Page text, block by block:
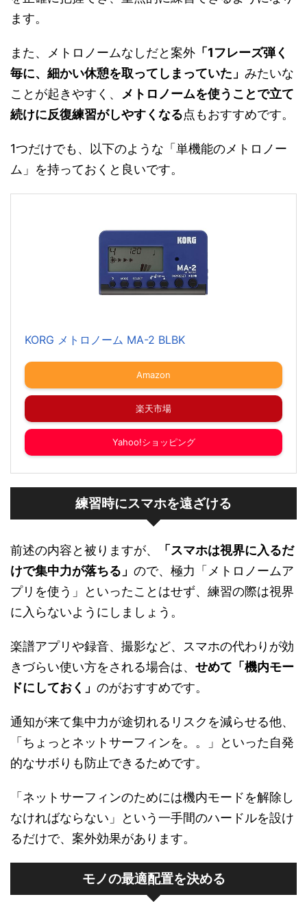
ます。
また、メトロノームなしだと案外 「1フレーズ弾く
毎に、細かい休憩を取ってしまっていた」 みたいな
ことが起きやすく、
メトロノームを使うことで立て
続けに反復練習がしやすくなる点もおすすめです。
1つだけでも、以下のような「単機能のメトロノー
ム」を持っておくと良いです。
KORG メトロノーム MA-2 BLBK
Amazon
楽天市場
Yahoo!ショッピング
練習時にスマホを遠ざける
前述の内容と被りますが、
「スマホは視界に入るだ
けで集中力が落ちる」 ので、極力「メトロノームア
プリを使う」といったことはせず、練習の際は視界
に入らないようにしましょう。
楽譜アプリや録音、撮影など、スマホの代わりが効
きづらい使い方をされる場合は、 せめて「機内モー
ドにしておく」 のがおすすめです。
通知が来て集中力が途切れるリスクを減らせる他、
「ちょっとネットサーフィンを。。」といった自発
的なサボりも防止できるためです。
「ネットサーフィンのためには機内モードを解除し
なければならない」という一手間のハードルを設け
るだけで、案外効果があります。
モノの最適配置を決める